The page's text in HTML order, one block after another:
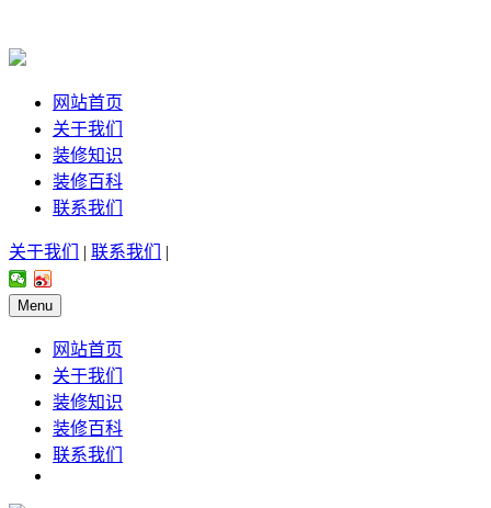
网站首页
关于我们
装修知识
装修百科
联系我们
关于我们 | 联系我们 |
Menu
网站首页
关于我们
装修知识
装修百科
联系我们